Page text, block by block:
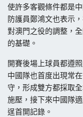
使許多客觀條件都是
防護員鄭鴻文也表示
對澳門之役的調整，
的基礎。
開賽後場上球員都遵
中國隊也首度出現常
守，形成雙方都採取
施壓，接下來中國隊
逞首開記錄。